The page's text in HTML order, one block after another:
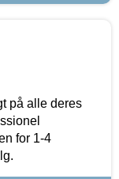
på alle deres
for 1-4